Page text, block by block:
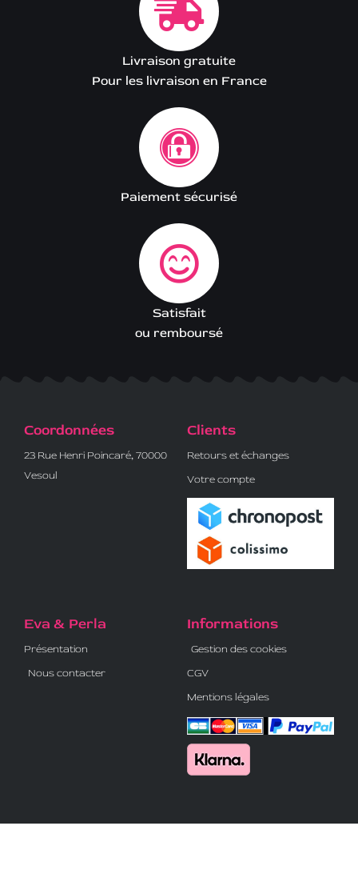
Livraison gratuite
Pour les livraison en France
Paiement sécurisé
Satisfait
ou remboursé
Coordonnées
23 Rue Henri Poincaré, 70000
Vesoul
Clients
Retours et échanges
Votre compte
Eva & Perla
Présentation
Nous contacter
Informations
Gestion des cookies
CGV
Mentions légales